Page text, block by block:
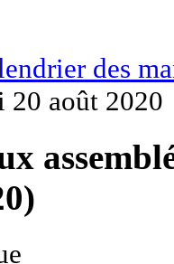
des
20 août 2020